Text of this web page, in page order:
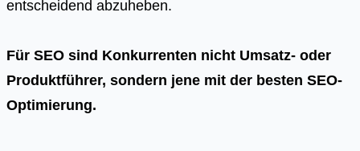
entscheidend abzuheben.
Für SEO sind Konkurrenten nicht Umsatz- oder
Produktführer, sondern jene mit der besten SEO-
Optimierung.